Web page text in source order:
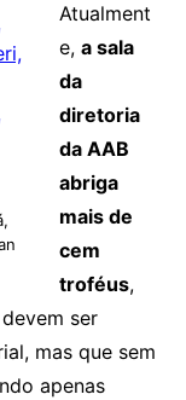
Atualment
e, a sala
da
diretoria
da AAB
abriga
mais de
cem
troféus,
ser
mas que sem
apenas